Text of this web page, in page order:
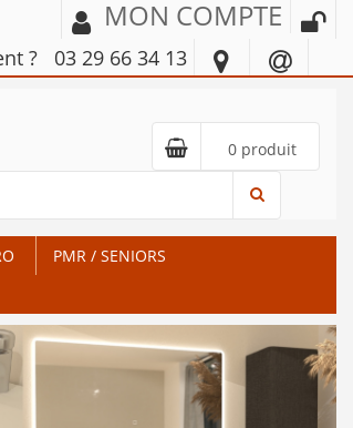
MON COMPTE
? 03 29 66 34 13
0 produit
PMR / SENIORS